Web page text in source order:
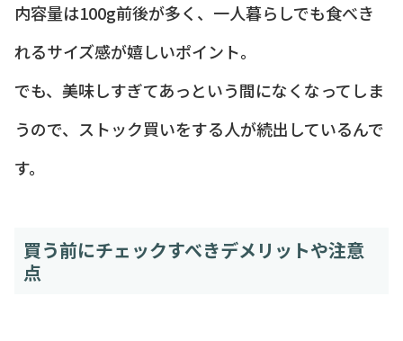
内容量は100g前後が多く、一人暮らしでも食べき
れるサイズ感が嬉しいポイント。
でも、美味しすぎてあっという間になくなってしま
うので、ストック買いをする人が続出しているんで
す。
買う前にチェックすべきデメリットや注意
点